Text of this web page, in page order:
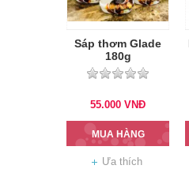
Sáp thơm Glade
180g
55.000 VNĐ
MUA HÀNG
Ưa thích